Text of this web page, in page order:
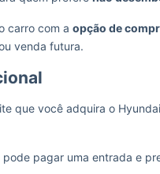
carro com a opção de
venda futura.
que você adquira o
pode pagar uma entrada e